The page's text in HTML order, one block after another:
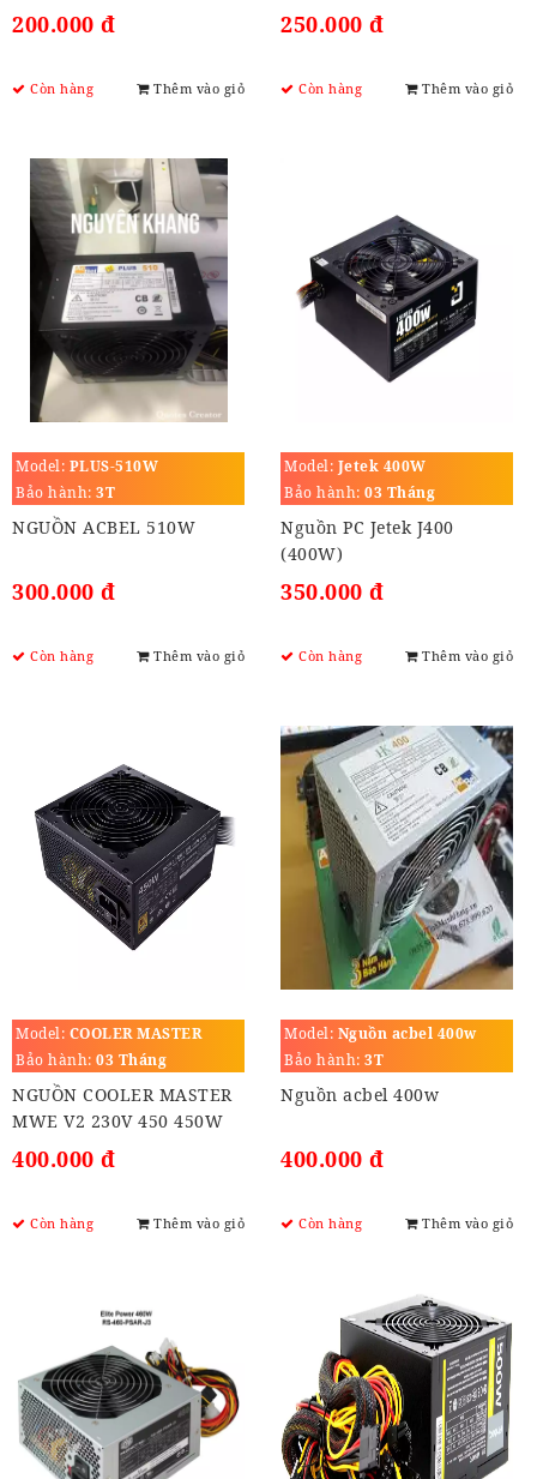
200.000 đ
Còn hàng Thêm vào giỏ
250.000 đ
Còn hàng Thêm vào giỏ
Model: PLUS-510W
Bảo hành: 3T
NGUỒN ACBEL 510W
300.000 đ
Còn hàng Thêm vào giỏ
Model: Jetek 400W
Bảo hành: 03 Tháng
Nguồn PC Jetek J400
(400W)
350.000 đ
Còn hàng Thêm vào giỏ
Model: COOLER MASTER
MWE V2 230V 450W (80
PLUS BRONZE)
Bảo hành: 03 Tháng
NGUỒN COOLER MASTER
MWE V2 230V 450 450W
(80 PLUS BRONZE /
BLACK)
400.000 đ
Còn hàng Thêm vào giỏ
Model: Nguồn acbel 400w
Bảo hành: 3T
Nguồn acbel 400w
400.000 đ
Còn hàng Thêm vào giỏ